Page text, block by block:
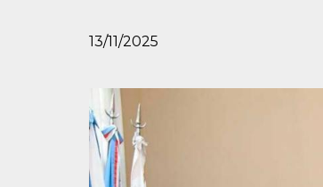
13/11/2025